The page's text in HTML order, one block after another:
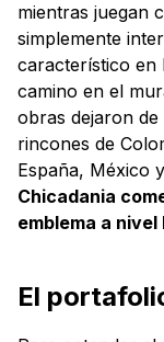
mientras juegan
simplemente
característico en
camino en el
obras dejaron de
rincones de
España, México
Chicadania
emblema a
El